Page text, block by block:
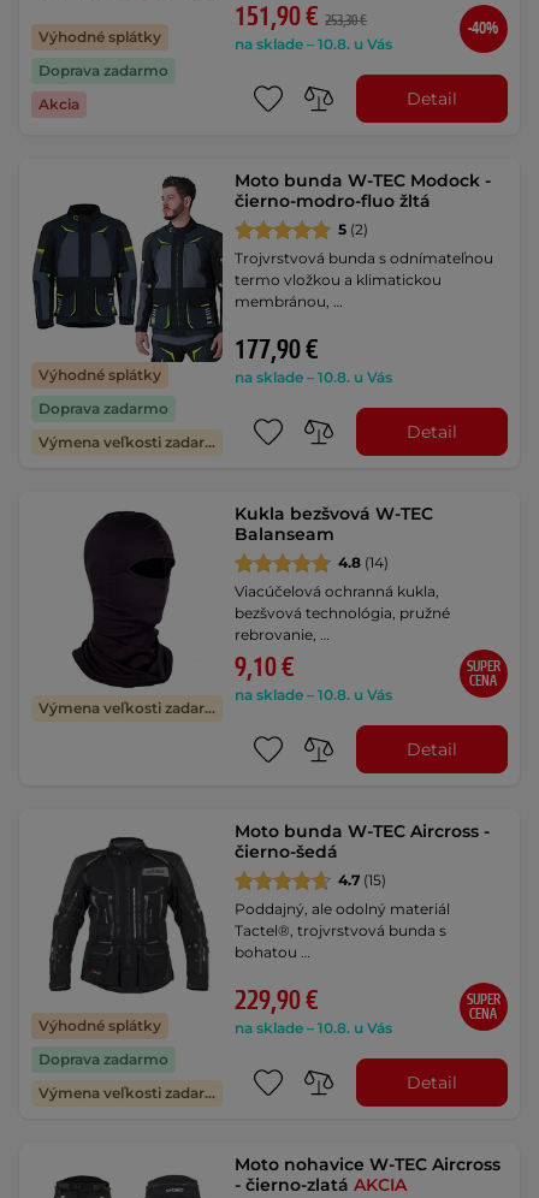
Výhodné splátky
Doprava zadarmo
Akcia
151,90 € 253,30 €
na sklade – 10.8. u Vás
-40%
Detail
Výhodné splátky
Doprava zadarmo
Výmena veľkosti zadarmo
Moto bunda W-TEC Modock -
čierno-modro-fluo žltá
5 (2)
Trojvrstvová bunda s odnímateľnou
termo vložkou a klimatickou
membránou, …
177,90 €
na sklade – 10.8. u Vás
Detail
Výmena veľkosti zadarmo
Kukla bezšvová W-TEC
Balanseam
4.8 (14)
Viacúčelová ochranná kukla,
bezšvová technológia, pružné
rebrovanie, …
9,10 €
na sklade – 10.8. u Vás
SUPER
CENA
Detail
Výhodné splátky
Doprava zadarmo
Výmena veľkosti zadarmo
Moto bunda W-TEC Aircross -
čierno-šedá
4.7 (15)
Poddajný, ale odolný materiál
Tactel®, trojvrstvová bunda s
bohatou …
229,90 €
na sklade – 10.8. u Vás
SUPER
CENA
Detail
Moto nohavice W-TEC Aircross
- čierno-zlatáAKCIA